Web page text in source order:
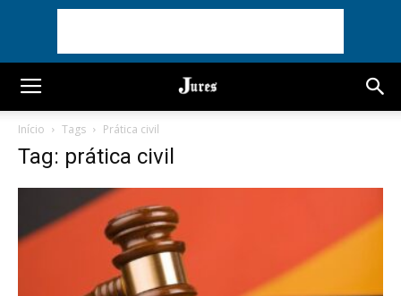
Início Tags Prática civil
Tag: prática civil